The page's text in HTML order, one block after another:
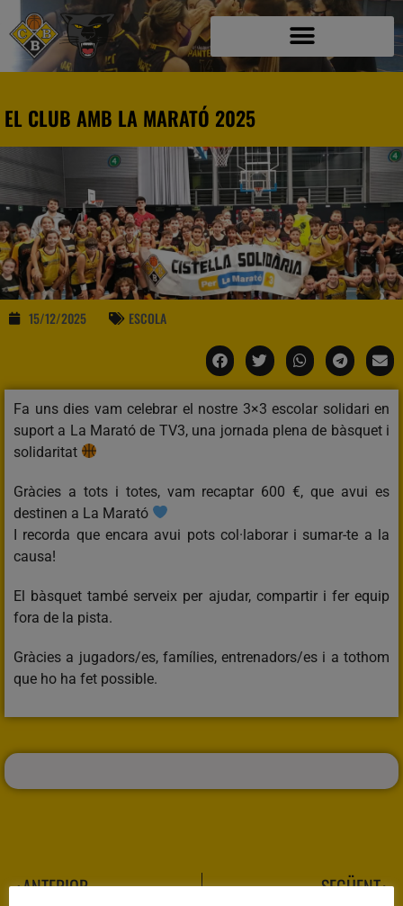
EL CLUB AMB LA MARATÓ 2025
15/12/2025 ESCOLA
Fa uns dies vam celebrar el nostre 3×3 escolar solidari en
suport a La Marató de TV3, una jornada plena de bàsquet i
solidaritat
Gràcies a tots i totes, vam recaptar 600 €, que avui es
destinen a La Marató
I recorda que encara avui pots col·laborar i sumar-te a la
causa!
El bàsquet també serveix per ajudar, compartir i fer equip
fora de la pista.
Gràcies a jugadors/es, famílies, entrenadors/es i a tothom
que ho ha fet possible.
ANTERIOR SEGÜENT